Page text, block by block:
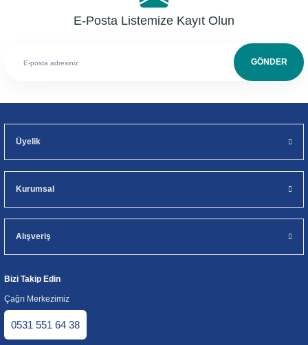
E-Posta Listemize Kayıt Olun
GÖNDER
Üyelik
Kurumsal
Alışveriş
Bizi Takip Edin
Çağrı Merkezimiz
0531 551 64 38